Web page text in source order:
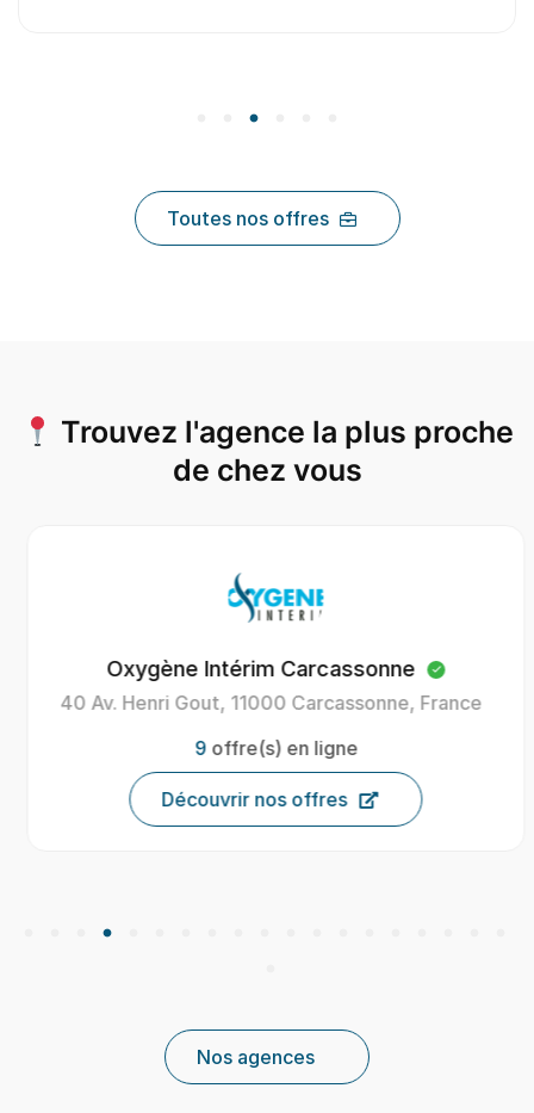
Toutes nos offres
Trouvez l'agence la plus proche
de chez vous
Oxygène Intérim Carcassonne
40 Av. Henri Gout, 11000 Carcassonne, France
9offre(s) en ligne
Découvrir nos offres
Nos agences